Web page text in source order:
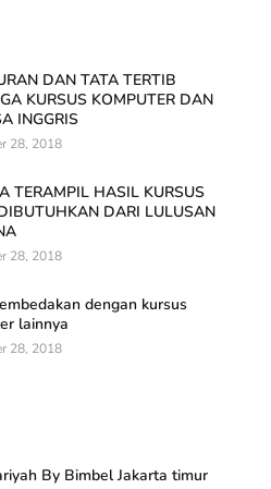
DAN TATA TERTIB
KURSUS KOMPUTER DAN
INGGRIS
28, 2018
TERAMPIL HASIL KURSUS
DARI LULUSAN
28, 2018
dengan kursus
lainnya
28, 2018
By Bimbel Jakarta timur